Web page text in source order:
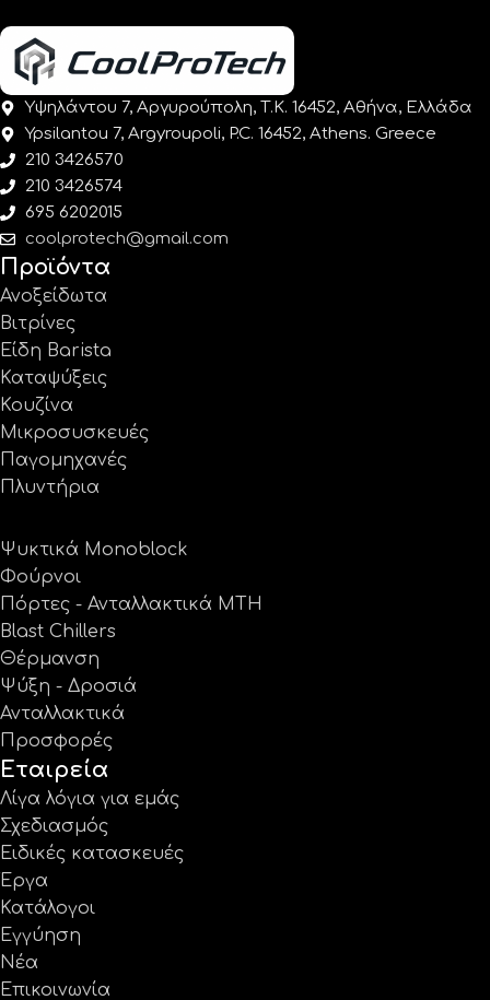
Υψηλάντου 7, Αργυρούπολη, Τ.Κ. 16452, Αθήνα, Ελλάδα
Ypsilantou 7, Argyroupoli, P.C. 16452, Athens. Greece
210 3426570
210 3426574
695 6202015
coolprotech@gmail.com
Προϊόντα
Ανοξείδωτα
Βιτρίνες
Είδη Barista
Καταψύξεις
Κουζίνα
Μικροσυσκευές
Παγομηχανές
Πλυντήρια
Ψυκτικά Monoblock
Φούρνοι
Πόρτες - Ανταλλακτικά MTH
Blast Chillers
Θέρμανση
Ψύξη - Δροσιά
Ανταλλακτικά
Προσφορές
Εταιρεία
Λίγα λόγια για εμάς
Σχεδιασμός
Ειδικές κατασκευές
Έργα
Κατάλογοι
Εγγύηση
Νέα
Επικοινωνία